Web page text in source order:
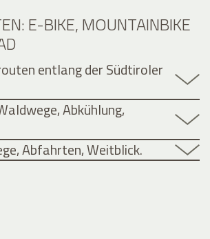
E-BIKE, MOUNTAINBIKE
entlang der Südtiroler
Abkühlung,
Abfahrten, Weitblick.